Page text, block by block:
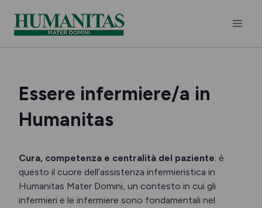
content
Essere infermiere/a in
Humanitas
Cura, competenza e centralità del paziente: è
questo il cuore dell’assistenza infermieristica in
Humanitas Mater Domini, un contesto in cui gli
infermieri e le infermiere sono fondamentali nel